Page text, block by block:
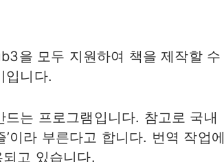
을 모두 지원하여 책을 제작할 수
입니다.
는 프로그램입니다. 참고로 국내
’이라 부른다고 합니다. 번역 작업에
되고 있습니다.